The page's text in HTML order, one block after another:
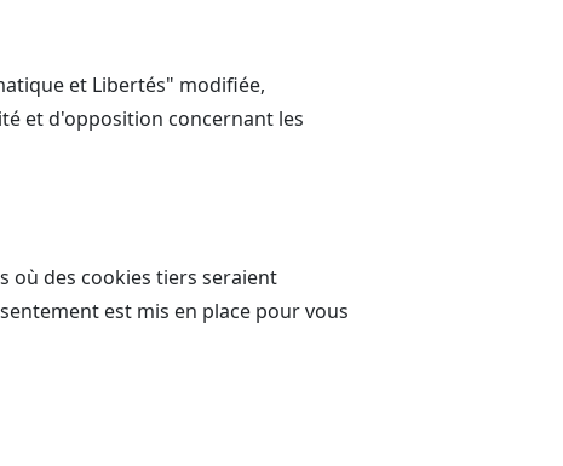
et Libertés" modifiée,
et d'opposition concernant les
où des cookies tiers seraient
est mis en place pour vous